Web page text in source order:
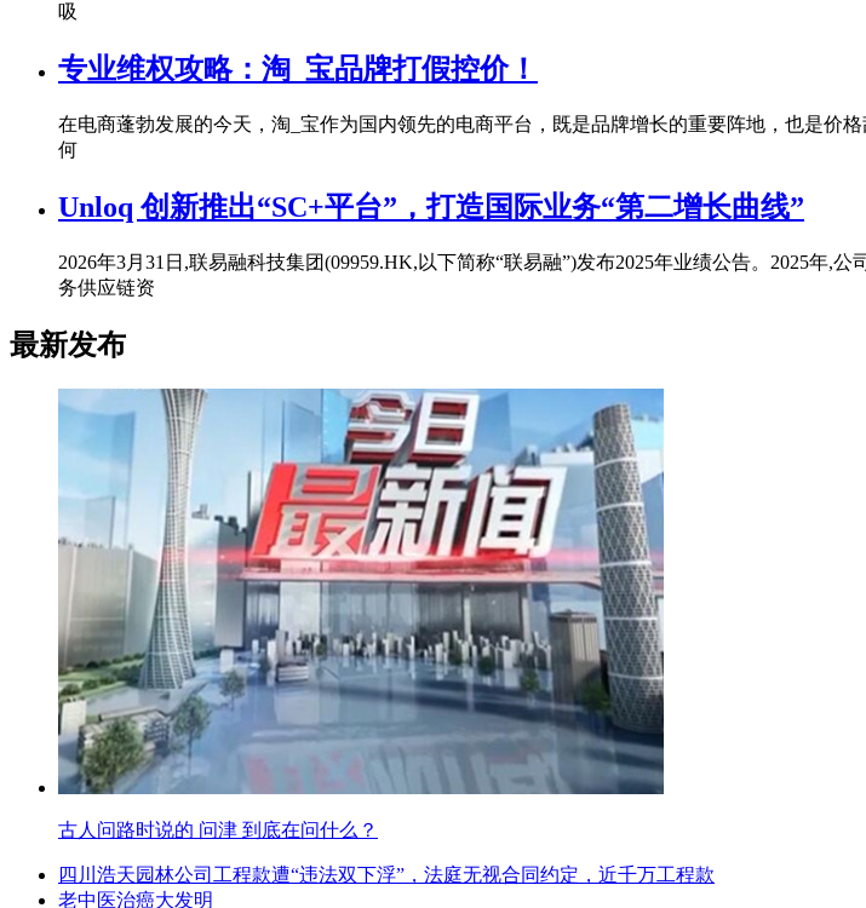
吸
专业维权攻略：淘_宝品牌打假控价！
在电商蓬勃发展的今天，淘_宝作为国内领先的电商平台，既是品牌增长的重要阵地，也是价
何
Unloq 创新推出“SC+平台”，打造国际业务“第二增长曲线”
2026年3月31日,联易融科技集团(09959.HK,以下简称“联易融”)发布2025年业绩公告。2025年,
务供应链资
最新发布
古人问路时说的 问津 到底在问什么？
四川浩天园林公司工程款遭“违法双下浮”，法庭无视合同约定，近千万工程款
老中医治癌大发明